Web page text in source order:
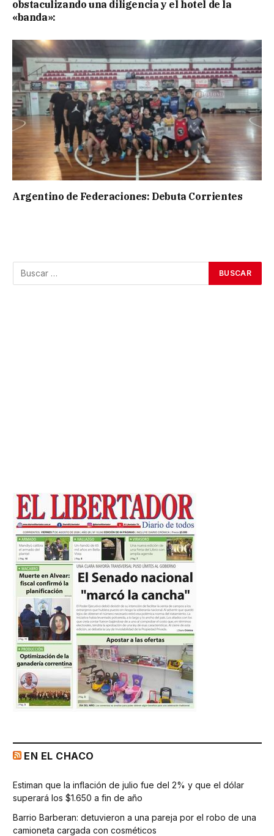
obstaculizando una diligencia y el hotel de la
«banda»:
Argentino de Federaciones: Debuta Corrientes
EN EL CHACO
Estiman que la inflación de julio fue del 2% y que el dólar
superará los $1.650 a fin de año
Barrio Barberan: detuvieron a una pareja por el robo de una
camioneta cargada con cosméticos